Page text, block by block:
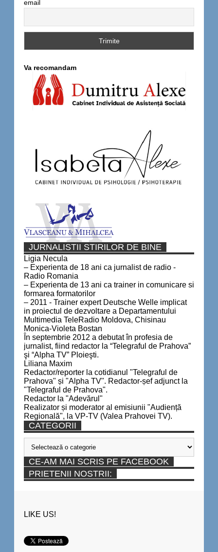
email
Va recomandam
JURNALISTII STIRILOR DE BINE
Ligia Necula
– Experienta de 18 ani ca jurnalist de radio -
Radio Romania
– Experienta de 13 ani ca trainer in comunicare si
formarea formatorilor
– 2011 - Trainer expert Deutsche Welle implicat
in proiectul de dezvoltare a Departamentului
Multimedia TeleRadio Moldova, Chisinau
Monica-Violeta Bostan
În septembrie 2012 a debutat în profesia de
jurnalist, fiind redactor la “Telegraful de Prahova”
şi “Alpha TV” Ploieşti.
Liliana Maxim
Redactor/reporter la cotidianul "Telegraful de
Prahova" și "Alpha TV". Redactor-șef adjunct la
"Telegraful de Prahova".
Redactor la "Adevărul"
Realizator și moderator al emisiunii "Audiență
Regională", la VP-TV (Valea Prahovei TV).
CATEGORII
Categorii
CE-AM MAI SCRIS PE FACEBOOK
PRIETENII NOSTRII:
LIKE US!